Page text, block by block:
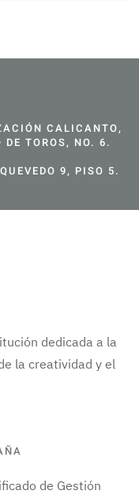
CALICANTO,
TOROS, NO. 6.
9, PISO 5.
dedicada a la
la creatividad y el
de Gestión